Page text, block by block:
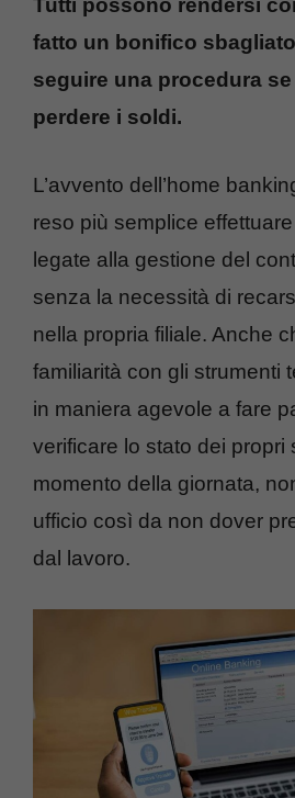
fatto un bonifico
seguire una procedura
perdere i soldi.
L’avvento dell’home
reso più semplice
legate alla gestione del
senza la necessità di
nella propria filiale. Anche
familiarità con gli strumenti
in maniera agevole a fare
verificare lo stato dei propri
momento della giornata,
ufficio così da non dover
dal lavoro.